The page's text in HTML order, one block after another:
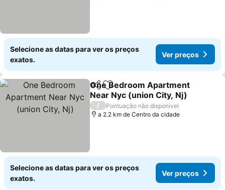
Selecione as datas para ver os preços
exatos.
Ver preços
PartilharAdicionar aos favoritos
One Bedroom Apartment
Near Nyc (union City, Nj)
/
Pontuação não disponível
a 2.2 km de Centro da cidade
Selecione as datas para ver os preços
exatos.
Ver preços